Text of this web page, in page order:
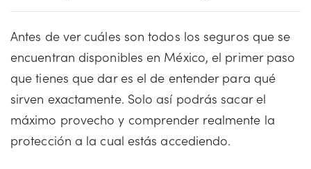
Antes de ver cuáles son todos los seguros que se
encuentran disponibles en México, el primer paso
que tienes que dar es el de entender para qué
sirven exactamente. Solo así podrás sacar el
máximo provecho y comprender realmente la
protección a la cual estás accediendo.